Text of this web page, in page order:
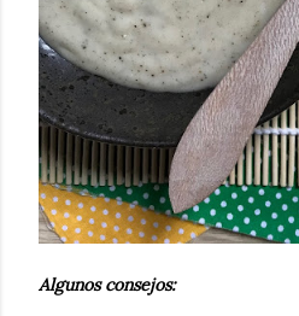
Algunos consejos: